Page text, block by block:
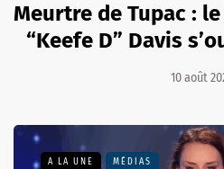
Meurtre de Tupac :
“Keefe D” Davis
10 août
A LA UNE MÉDIAS